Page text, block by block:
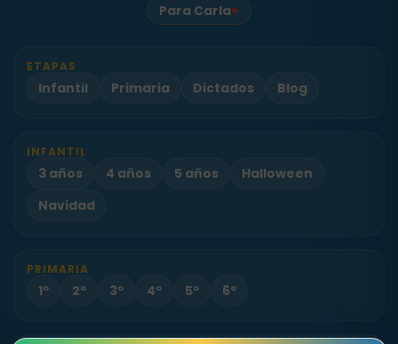
Para Carla♥
ETAPAS
Infantil Primaria Dictados Blog
INFANTIL
3 años 4 años 5 años
Halloween
Navidad
PRIMARIA
1º 2º 3º 4º 5º 6º